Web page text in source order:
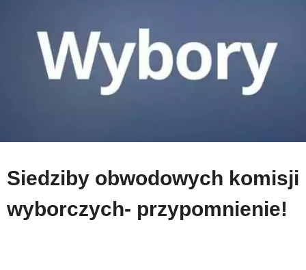
Siedziby obwodowych komisji
wyborczych- przypomnienie!